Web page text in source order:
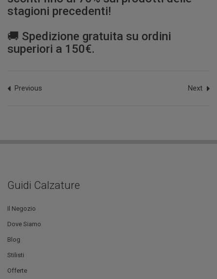
stagioni precedenti!
🚚 Spedizione gratuita su ordini
superiori a 150€.
Previous Next
Guidi Calzature
Il Negozio
Dove Siamo
Blog
Stilisti
Offerte